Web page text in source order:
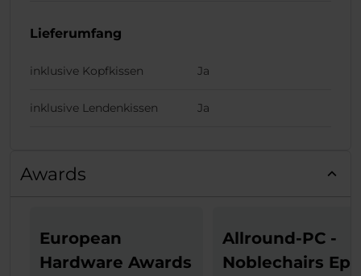
Lieferumfang
inklusive Kopfkissen Ja
inklusive Lendenkissen Ja
Awards
European
Hardware Awards
Allround-PC -
Noblechairs